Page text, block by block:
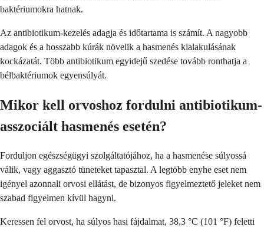
baktériumokra hatnak.
Az antibiotikum-kezelés adagja és időtartama is számít. A nagyobb
adagok és a hosszabb kúrák növelik a hasmenés kialakulásának
kockázatát. Több antibiotikum egyidejű szedése tovább ronthatja a
bélbaktériumok egyensúlyát.
Mikor kell orvoshoz fordulni antibiotikum-
asszociált hasmenés esetén?
Forduljon egészségügyi szolgáltatójához, ha a hasmenése súlyossá
válik, vagy aggasztó tüneteket tapasztal. A legtöbb enyhe eset nem
igényel azonnali orvosi ellátást, de bizonyos figyelmeztető jeleket nem
szabad figyelmen kívül hagyni.
Keressen fel orvost, ha súlyos hasi fájdalmat, 38,3 °C (101 °F) feletti